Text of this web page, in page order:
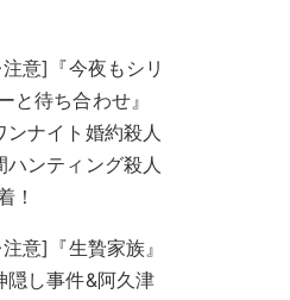
意]『今夜もシリ
と待ち合わせ』
ンナイト婚約殺人
ハンティング殺人
！
意]『生贄家族』
隠し事件&阿久津